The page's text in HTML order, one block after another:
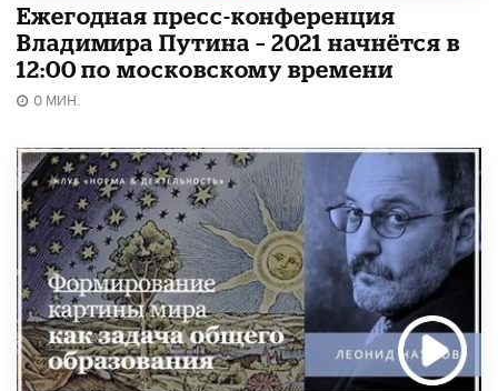
Ежегодная пресс-конференция
Владимира Путина – 2021 начнётся в
12:00 по московскому времени
0 МИН.